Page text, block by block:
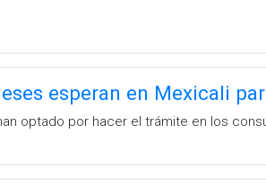
esperan en Mexicali
optado por hacer el trámite en los